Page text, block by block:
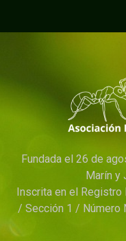
Fundada el 26 de
Marín y
Inscrita en el Registro
/ Sección 1 / Número